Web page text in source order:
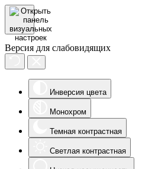
Версия для слабовидящих
Инверсия цвета
Монохром
Темная контрастная
Светлая контрастная